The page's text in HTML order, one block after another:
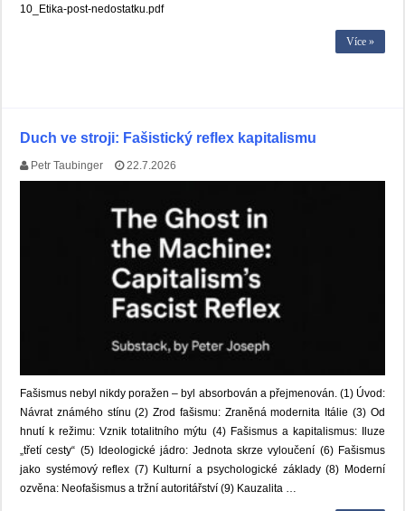
10_Etika-post-nedostatku.pdf
Více »
Duch ve stroji: Fašistický reflex kapitalismu
Petr Taubinger 22.7.2026
Fašismus nebyl nikdy poražen – byl absorbován a přejmenován. (1) Úvod:
Návrat známého stínu (2) Zrod fašismu: Zraněná modernita Itálie (3) Od
hnutí k režimu: Vznik totalitního mýtu (4) Fašismus a kapitalismus: Iluze
„třetí cesty“ (5) Ideologické jádro: Jednota skrze vyloučení (6) Fašismus
jako systémový reflex (7) Kulturní a psychologické základy (8) Moderní
ozvěna: Neofašismus a tržní autoritářství (9) Kauzalita …